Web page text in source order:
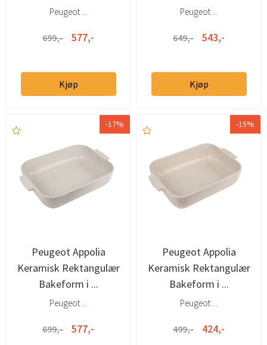
Peugeot ...
699,- 577,-
Kjøp
Peugeot ...
649,- 543,-
Kjøp
-17%
Peugeot Appolia
Keramisk Rektangulær
Bakeform i ...
Peugeot ...
699,- 577,-
-15%
Peugeot Appolia
Keramisk Rektangulær
Bakeform i ...
Peugeot ...
499,- 424,-